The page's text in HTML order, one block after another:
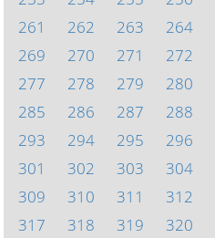
261
262 263 264
269
270 271 272
277
278 279 280
285
286 287 288
293
294 295 296
301
302 303 304
309
310 311 312
317
318 319 320